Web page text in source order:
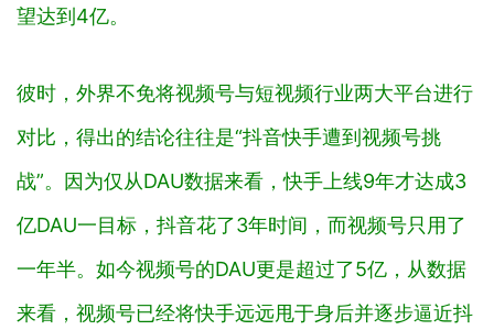
望达到4亿。
彼时，外界不免将视频号与短视频行业两大平台进行
对比，得出的结论往往是“抖音快手遭到视频号挑
战”。因为仅从DAU数据来看，快手上线9年才达成3
亿DAU一目标，抖音花了3年时间，而视频号只用了
一年半。如今视频号的DAU更是超过了5亿，从数据
来看，视频号已经将快手远远甩于身后并逐步逼近抖